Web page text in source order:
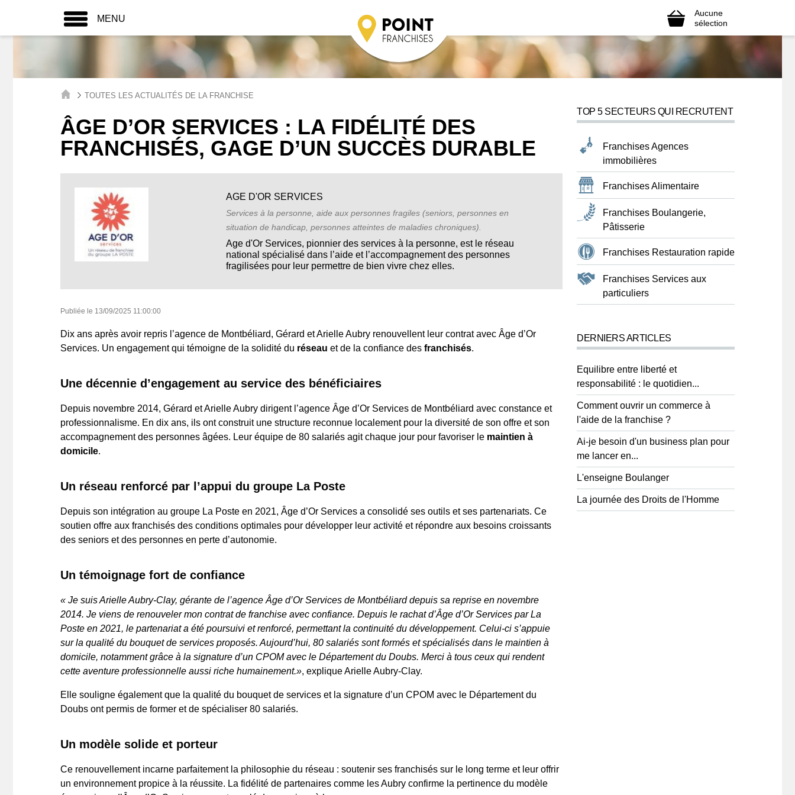
MENU
Aucune
sélection
TOUTES LES ACTUALITÉS DE LA FRANCHISE
ÂGE D’OR SERVICES : LA FIDÉLITÉ DES
FRANCHISÉS, GAGE D’UN SUCCÈS DURABLE
AGE D'OR SERVICES
Services à la personne, aide aux personnes fragiles (seniors, personnes en
situation de handicap, personnes atteintes de maladies chroniques).
Age d'Or Services, pionnier des services à la personne, est le réseau
national spécialisé dans l’aide et l’accompagnement des personnes
fragilisées pour leur permettre de bien vivre chez elles.
Publiée le 13/09/2025 11:00:00
Dix ans après avoir repris l’agence de Montbéliard, Gérard et Arielle Aubry renouvellent leur contrat avec Âge d’Or
Services. Un engagement qui témoigne de la solidité du réseau et de la confiance des franchisés.
Une décennie d’engagement au service des bénéficiaires
Depuis novembre 2014, Gérard et Arielle Aubry dirigent l’agence Âge d’Or Services de Montbéliard avec constance et
professionnalisme. En dix ans, ils ont construit une structure reconnue localement pour la diversité de son offre et son
accompagnement des personnes âgées. Leur équipe de 80 salariés agit chaque jour pour favoriser le maintien à
domicile.
Un réseau renforcé par l’appui du groupe La Poste
Depuis son intégration au groupe La Poste en 2021, Âge d’Or Services a consolidé ses outils et ses partenariats. Ce
soutien offre aux franchisés des conditions optimales pour développer leur activité et répondre aux besoins croissants
des seniors et des personnes en perte d’autonomie.
Un témoignage fort de confiance
« Je suis Arielle Aubry-Clay, gérante de l’agence Âge d’Or Services de Montbéliard depuis sa reprise en novembre
2014. Je viens de renouveler mon contrat de franchise avec confiance. Depuis le rachat d’Âge d’Or Services par La
Poste en 2021, le partenariat a été poursuivi et renforcé, permettant la continuité du développement. Celui-ci s’appuie
sur la qualité du bouquet de services proposés. Aujourd’hui, 80 salariés sont formés et spécialisés dans le maintien à
domicile, notamment grâce à la signature d’un CPOM avec le Département du Doubs. Merci à tous ceux qui rendent
cette aventure professionnelle aussi riche humainement.», explique Arielle Aubry-Clay.
Elle souligne également que la qualité du bouquet de services et la signature d’un CPOM avec le Département du
Doubs ont permis de former et de spécialiser 80 salariés.
Un modèle solide et porteur
Ce renouvellement incarne parfaitement la philosophie du réseau : soutenir ses franchisés sur le long terme et leur offrir
un environnement propice à la réussite. La fidélité de partenaires comme les Aubry confirme la pertinence du modèle
TOP 5 SECTEURS QUI RECRUTENT
Franchises Agences
immobilières
Franchises Alimentaire
Franchises Boulangerie,
Pâtisserie
Franchises Restauration rapide
Franchises Services aux
particuliers
DERNIERS ARTICLES
Equilibre entre liberté et
responsabilité : le quotidien...
Comment ouvrir un commerce à
l'aide de la franchise ?
Ai-je besoin d'un business plan pour
me lancer en...
L'enseigne Boulanger
La journée des Droits de l'Homme